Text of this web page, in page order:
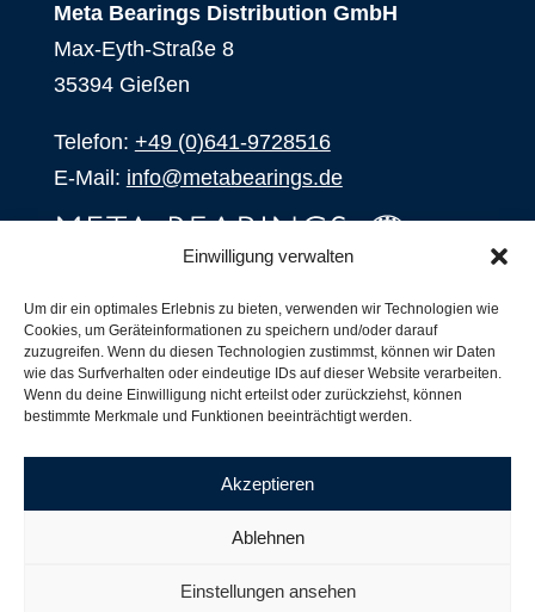
Einwilligung verwalten
Um dir ein optimales Erlebnis zu bieten, verwenden wir Technologien wie
Cookies, um Geräteinformationen zu speichern und/oder darauf
zuzugreifen. Wenn du diesen Technologien zustimmst, können wir Daten
wie das Surfverhalten oder eindeutige IDs auf dieser Website verarbeiten.
Wenn du deine Einwilligung nicht erteilst oder zurückziehst, können
bestimmte Merkmale und Funktionen beeinträchtigt werden.
Akzeptieren
Ablehnen
Einstellungen ansehen
Meta Bearings Distribution GmbH
Max-Eyth-Straße 8
35394 Gießen
Telefon: +49 (0)641-9728516
E-Mail: info@metabearings.de
SHOP
Produkte
Unsere Partner
Versand, Lieferung und Produktbestand
Nachsetzzeichen für Wälzlager